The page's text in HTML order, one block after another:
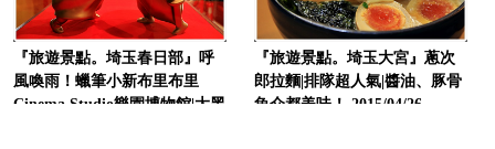
『旅遊景點。埼玉春日部』呼
風喚雨！蠟筆小新布里布里
Cinema Studio樂園博物館|大黑
『旅遊景點。埼玉大宮』蔥次
郎拉麵|排隊超人氣|醬油、豚骨
魚介都美味！ 2015/04/26